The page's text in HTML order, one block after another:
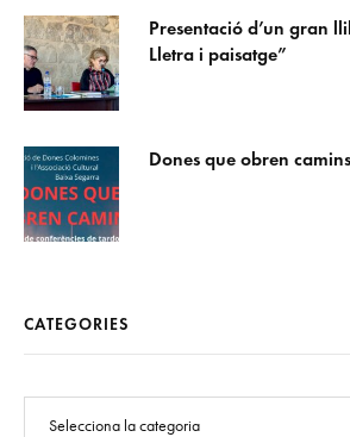
Presentació d’un gran
Lletra i paisatge”
Dones que obren
CATEGORIES